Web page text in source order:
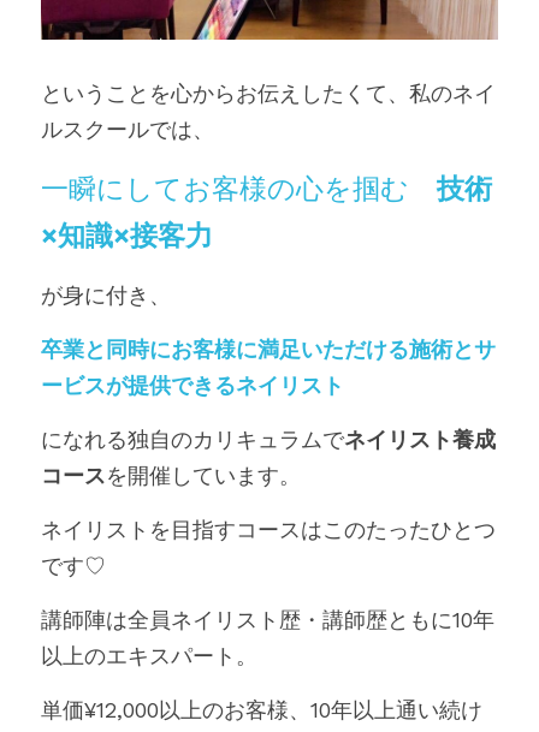
ということを心からお伝えしたくて、私のネイ
ルスクールでは、
一瞬にしてお客様の心を掴む 技術
×知識×接客力
が身に付き、
卒業と同時にお客様に満足いただける施術とサ
ービスが提供できるネイリスト
になれる独自のカリキュラムでネイリスト養成
コースを開催しています。
ネイリストを目指すコースはこのたったひとつ
です♡
講師陣は全員ネイリスト歴・講師歴ともに10年
以上のエキスパート。
単価¥12,000以上のお客様、10年以上通い続け